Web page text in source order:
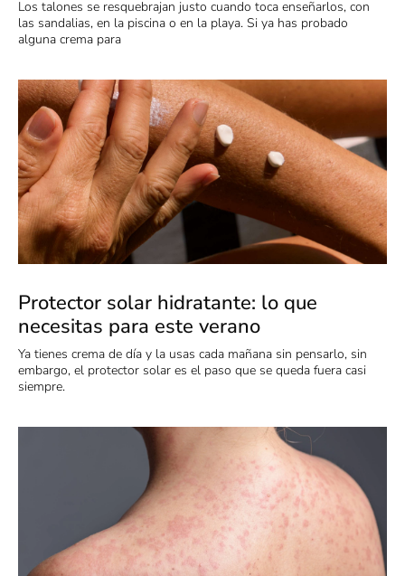
Los talones se resquebrajan justo cuando toca enseñarlos, con
las sandalias, en la piscina o en la playa. Si ya has probado
alguna crema para
Protector solar hidratante: lo que
necesitas para este verano
Ya tienes crema de día y la usas cada mañana sin pensarlo, sin
embargo, el protector solar es el paso que se queda fuera casi
siempre.